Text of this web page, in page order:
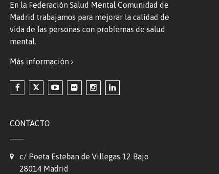
En la Federación Salud Mental Comunidad de
Madrid trabajamos para mejorar la calidad de
vida de las personas con problemas de salud
mental.
Más información ›
CONTACTO
c/ Poeta Esteban de Villegas 12 Bajo
28014 Madrid